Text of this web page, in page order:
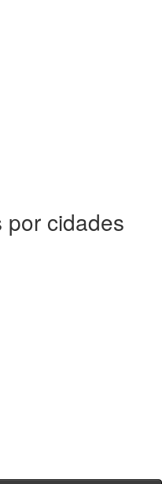
por cidades